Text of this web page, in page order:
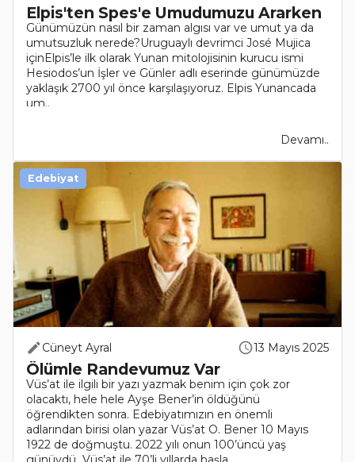
Elpis'ten Spes'e Umudumuzu Ararken
Günümüzün nasıl bir zaman algısı var ve umut ya da
umutsuzluk nerede?Uruguaylı devrimci José Mujica
içinElpis’le ilk olarak Yunan mitolojisinin kurucu ismi
Hesiodos’un İşler ve Günler adlı eserinde günümüzde
yaklaşık 2700 yıl önce karşılaşıyoruz. Elpis Yunancada
um..
Devamı..
Cüneyt Ayral 13 Mayıs 2025
Ölümle Randevumuz Var
Vüs’at ile ilgili bir yazı yazmak benim için çok zor
olacaktı, hele hele Ayşe Bener’in öldüğünü
öğrendikten sonra. Edebiyatımızın en önemli
adlarından birisi olan yazar Vüs’at O. Bener 10 Mayıs
1922 de doğmuştu. 2022 yılı onun 100’üncü yaş
Edebiyat